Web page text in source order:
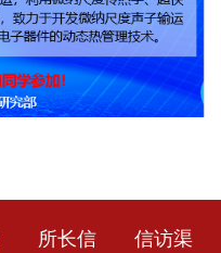
所长信
信访渠